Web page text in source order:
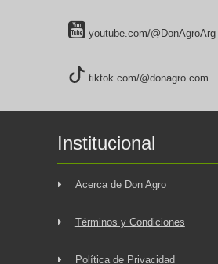
youtube.com/@DonAgroArg
tiktok.com/@donagro.com
Institucional
Acerca de Don Agro
Términos y Condiciones
Política de Privacidad